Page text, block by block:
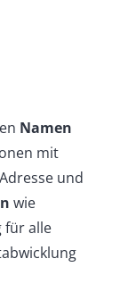
Namen
mit
und
wie
für alle